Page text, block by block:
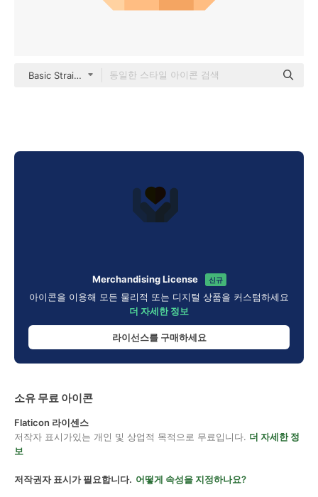
Basic Straight Flat
Merchandising License 신규
아이콘을 이용해 모든 물리적 또는 디지털 상품을 커스텀하세요
더 자세한 정보
라이선스를 구매하세요
소유 무료 아이콘
Flaticon 라이센스
저작자 표시가있는 개인 및 상업적 목적으로 무료입니다. 더 자세한 정
보
저작권자 표시가 필요합니다. 어떻게 속성을 지정하나요?